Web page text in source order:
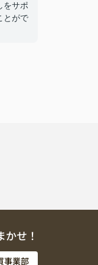
をサポ
とがで
せ！
事業部